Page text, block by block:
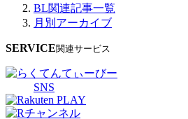
BL関連記事一覧
月別アーカイブ
SERVICE関連サービス
SNS